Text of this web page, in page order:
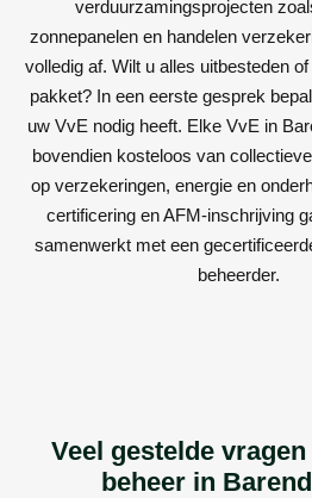
verduurzamingsprojecten
zonnepanelen en handelen
volledig af. Wilt u alles uitbesteden
pakket? In een eerste gesprek
uw VvE nodig heeft. Elke VvE in
bovendien kosteloos van
op verzekeringen, energie en
certificering en AFM-inschrijving
samenwerkt met een
beheerder.
Veel gestelde
beheer in